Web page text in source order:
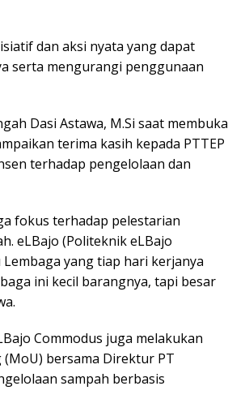
dan aksi nyata yang dapat
serta mengurangi penggunaan
Dasi Astawa, M.Si saat membuka
terima kasih kepada PTTEP
terhadap pengelolaan dan
fokus terhadap pelestarian
eLBajo (Politeknik eLBajo
yang tiap hari kerjanya
ini kecil barangnya, tapi besar
Commodus juga melakukan
bersama Direktur PT
sampah berbasis